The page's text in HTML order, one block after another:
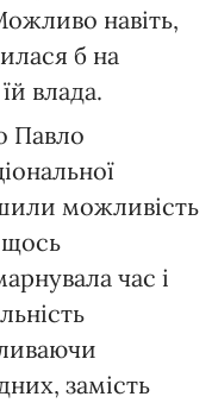
навіть,
б на
влада.
Павло
можливість
щось
час і
замість